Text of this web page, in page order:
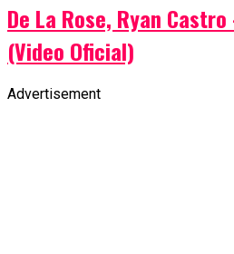
De La Rose, Ryan Castro
(Video Oficial)
Advertisement